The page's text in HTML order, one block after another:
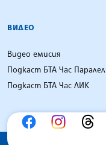
ВИДЕО
Видео емисия
Подкаст БТА Час
Подкаст БТА Час ЛИК